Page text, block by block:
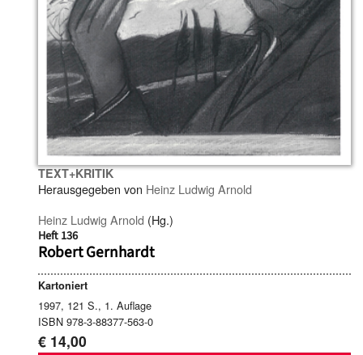
TEXT+KRITIK
Herausgegeben von Heinz Ludwig Arnold
Heinz Ludwig Arnold (Hg.)
Heft 136
Robert Gernhardt
Kartoniert
1997, 121 S., 1. Auflage
ISBN 978-3-88377-563-0
€ 14,00